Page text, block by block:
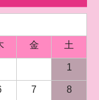
金 土
1
7 8